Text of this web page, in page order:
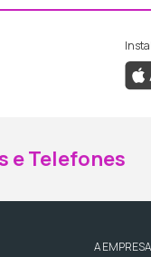
da da
e Telefones
A EMPRESA